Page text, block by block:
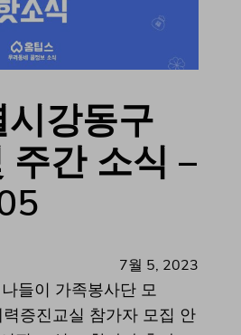
강동구
주간 소식 –
7월 5, 2023
들이 가족봉사단 모
증진교실 참가자 모집 안